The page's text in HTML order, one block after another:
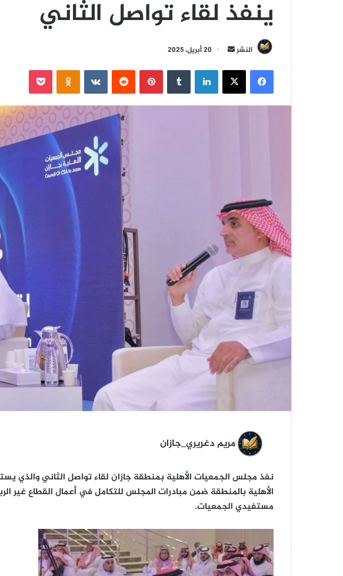
ينفذ لقاء تواصل الثاني
النشر
ل
ب
ك
ت
ر
و
ن
20 أبريل، 2025
فيسبوك ‫X لينكدإن بينتيريست
مريم دغريري_جازان
نفذ مجلس الجمعيات الأهلية بمنطقة جازان لقاء تواصل الثاني والذي
الأهلية بالمنطقة ضمن مبادرات المجلس للتكامل في أعمال القطاع
مستفيدي الجمعيات.